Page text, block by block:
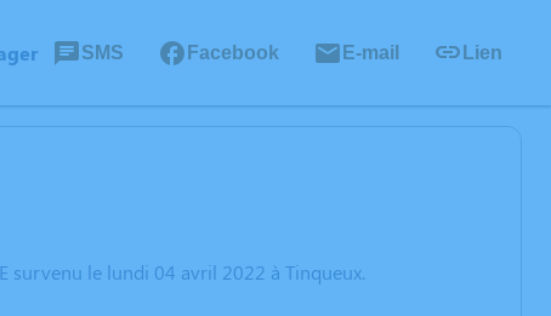
SMS Facebook E-mail Lien
survenu le lundi 04 avril 2022 à Tinqueux.